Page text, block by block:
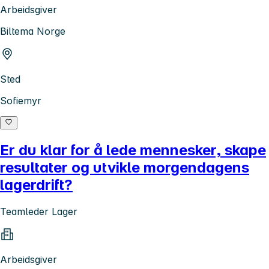
Arbeidsgiver
Biltema Norge
Sted
Sofiemyr
Er du klar for å lede mennesker, skape
resultater og utvikle morgendagens
lagerdrift?
Teamleder Lager
Arbeidsgiver